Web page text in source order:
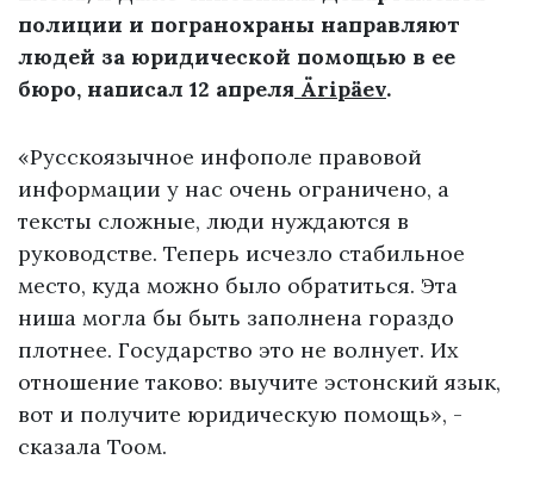
полиции и погранохраны направляют
людей за юридической помощью в ее
бюро, написал 12 апреля Äripäev.
«Русскоязычное инфополе правовой
информации у нас очень ограничено, а
тексты сложные, люди нуждаются в
руководстве. Теперь исчезло стабильное
место, куда можно было обратиться. Эта
ниша могла бы быть заполнена гораздо
плотнее. Государство это не волнует. Их
отношение таково: выучите эстонский язык,
вот и получите юридическую помощь», -
сказала Тоом.